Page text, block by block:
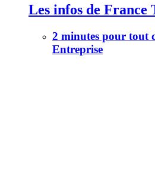
Les infos de France
2 minutes pour tout
Entreprise